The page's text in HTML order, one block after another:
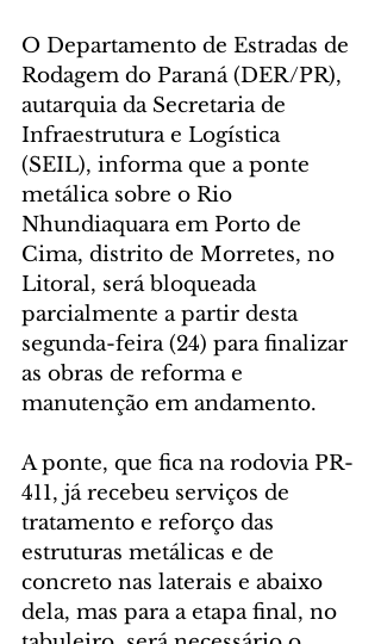
O Departamento de Estradas de
Rodagem do Paraná (DER/PR),
autarquia da Secretaria de
Infraestrutura e Logística
(SEIL), informa que a ponte
metálica sobre o Rio
Nhundiaquara em Porto de
Cima, distrito de Morretes, no
Litoral, será bloqueada
parcialmente a partir desta
segunda-feira (24) para finalizar
as obras de reforma e
manutenção em andamento.
A ponte, que fica na rodovia PR-
411, já recebeu serviços de
tratamento e reforço das
estruturas metálicas e de
concreto nas laterais e abaixo
dela, mas para a etapa final, no